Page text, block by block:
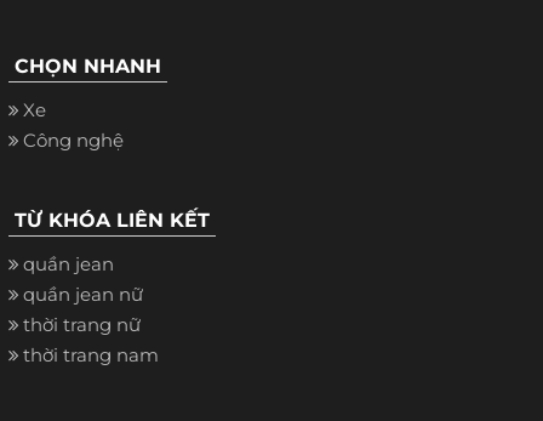
CHỌN NHANH
Xe
Công nghệ
TỪ KHÓA LIÊN KẾT
quần jean
quần jean nữ
thời trang nữ
thời trang nam